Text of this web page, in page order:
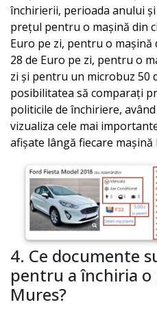
închirierii, perioada anului
prețul pentru o mașină din
Euro pe zi, pentru o mașină
28 de Euro pe zi, pentru o
zi și pentru un microbuz 50
posibilitatea să comparați
politicile de închiriere,
vizualiza cele mai
afișate lângă fiecare mașină
4. Ce documente
pentru a închiria o
Mures?